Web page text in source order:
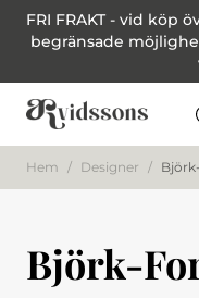
FRI FRAKT - vid köp
begränsade
Hem / Designer /
Björk-